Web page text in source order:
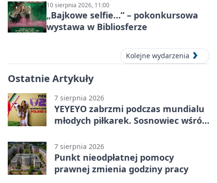
10 sierpnia 2026, 11:00
„Bajkowe selfie…” – pokonkursowa
wystawa w Bibliosferze
Kolejne wydarzenia
Ostatnie Artykuły
7 sierpnia 2026
YEYEYO zabrzmi podczas mundialu
młodych piłkarek. Sosnowiec wśród
7 sierpnia 2026
Punkt nieodpłatnej pomocy
prawnej zmienia godziny pracy